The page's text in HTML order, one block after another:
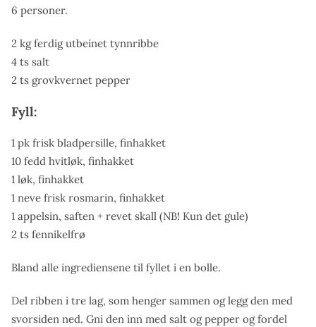
6 personer.
2 kg ferdig utbeinet tynnribbe
4 ts salt
2 ts grovkvernet pepper
Fyll:
1 pk frisk bladpersille, finhakket
10 fedd hvitløk, finhakket
1 løk, finhakket
1 neve frisk rosmarin, finhakket
1 appelsin, saften + revet skall (NB! Kun det gule)
2 ts fennikelfrø
Bland alle ingrediensene til fyllet i en bolle.
Del ribben i tre lag, som henger sammen og legg den med
svorsiden ned. Gni den inn med salt og pepper og fordel